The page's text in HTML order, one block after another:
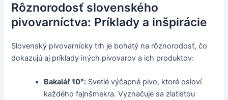
Rôznorodosť slovenského
pivovarníctva: Príklady a inšpirácie
Slovenský pivovarnícky trh je bohatý na rôznorodosť, čo
dokazujú aj príklady iných pivovarov a ich produktov:
Bakalář 10°: Svetlé výčapné pivo, ktoré osloví
každého fajnšmekra. Vyznačuje sa zlatistou